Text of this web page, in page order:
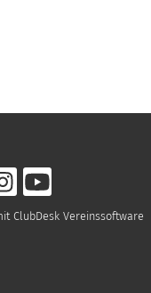
ClubDesk Vereinssoftware